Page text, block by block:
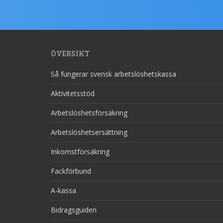
ÖVERSIKT
Så fungerar svensk arbetslöshetskassa
Aktivitetsstöd
Arbetslöshetsförsäkring
Arbetslöshetsersättning
Inkomstförsäkring
Fackförbund
A-kassa
Bidragsguiden